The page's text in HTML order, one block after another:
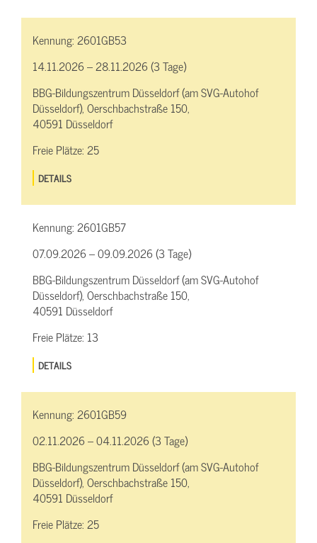
Kennung:2601GB53
14.11.2026 – 28.11.2026 (3 Tage)
BBG-Bildungszentrum Düsseldorf (am SVG-Autohof
Düsseldorf), Oerschbachstraße 150,
40591 Düsseldorf
Freie Plätze:25
DETAILS
Kennung:2601GB57
07.09.2026 – 09.09.2026 (3 Tage)
BBG-Bildungszentrum Düsseldorf (am SVG-Autohof
Düsseldorf), Oerschbachstraße 150,
40591 Düsseldorf
Freie Plätze: 13
DETAILS
Kennung:2601GB59
02.11.2026 – 04.11.2026 (3 Tage)
BBG-Bildungszentrum Düsseldorf (am SVG-Autohof
Düsseldorf), Oerschbachstraße 150,
40591 Düsseldorf
Freie Plätze:25